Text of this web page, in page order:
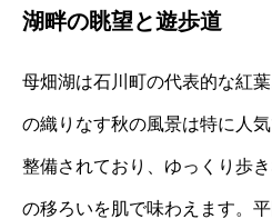
湖畔の眺望と遊歩道
母畑湖は石川町の代表的な紅
の織りなす秋の風景は特に人
整備されており、ゆっくり歩
の移ろいを肌で味わえます。